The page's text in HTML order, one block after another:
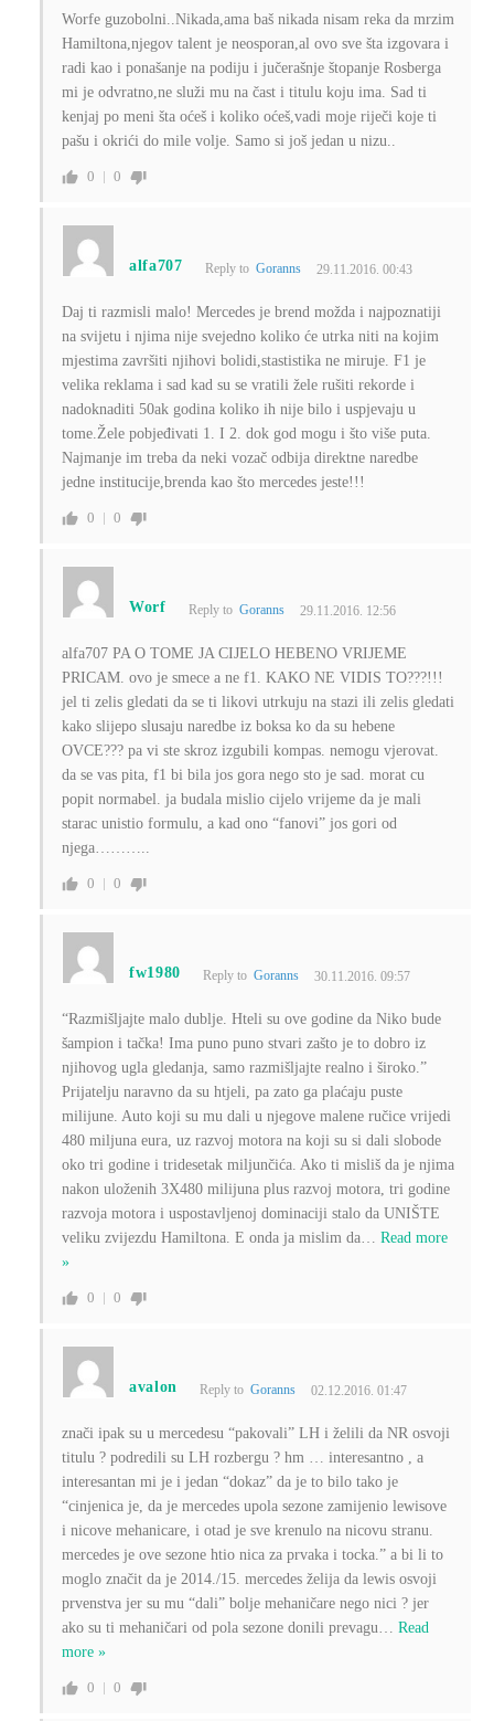
Worfe guzobolni..Nikada,ama baš nikada nisam reka da mrzim
Hamiltona,njegov talent je neosporan,al ovo sve šta izgovara i
radi kao i ponašanje na podiju i jučerašnje štopanje Rosberga
mi je odvratno,ne služi mu na čast i titulu koju ima. Sad ti
kenjaj po meni šta oćeš i koliko oćeš,vadi moje riječi koje ti
pašu i okrići do mile volje. Samo si još jedan u nizu..
0 0
alfa707 Reply to Goranns 29.11.2016. 00:43
Daj ti razmisli malo! Mercedes je brend možda i najpoznatiji
na svijetu i njima nije svejedno koliko će utrka niti na kojim
mjestima završiti njihovi bolidi,stastistika ne miruje. F1 je
velika reklama i sad kad su se vratili žele rušiti rekorde i
nadoknaditi 50ak godina koliko ih nije bilo i uspjevaju u
tome.Žele pobjeđivati 1. I 2. dok god mogu i što više puta.
Najmanje im treba da neki vozač odbija direktne naredbe
jedne institucije,brenda kao što mercedes jeste!!!
0 0
Worf Reply to Goranns 29.11.2016. 12:56
alfa707 PA O TOME JA CIJELO HEBENO VRIJEME
PRICAM. ovo je smece a ne f1. KAKO NE VIDIS TO???!!!
jel ti zelis gledati da se ti likovi utrkuju na stazi ili zelis gledati
kako slijepo slusaju naredbe iz boksa ko da su hebene
OVCE??? pa vi ste skroz izgubili kompas. nemogu vjerovat.
da se vas pita, f1 bi bila jos gora nego sto je sad. morat cu
popit normabel. ja budala mislio cijelo vrijeme da je mali
starac unistio formulu, a kad ono “fanovi” jos gori od
njega………..
0 0
fw1980 Reply toGoranns 30.11.2016. 09:57
“Razmišljajte malo dublje. Hteli su ove godine da Niko bude
šampion i tačka! Ima puno puno stvari zašto je to dobro iz
njihovog ugla gledanja, samo razmišljajte realno i široko.”
Prijatelju naravno da su htjeli, pa zato ga plaćaju puste
milijune. Auto koji su mu dali u njegove malene ručice vrijedi
480 miljuna eura, uz razvoj motora na koji su si dali slobode
oko tri godine i tridesetak miljunčića. Ako ti misliš da je njima
nakon uloženih 3X480 milijuna plus razvoj motora, tri godine
razvoja motora i uspostavljenoj dominaciji stalo da UNIŠTE
veliku zvijezdu Hamiltona. E onda ja mislim da… Read more
»
0 0
avalon Reply toGoranns 02.12.2016. 01:47
znači ipak su u mercedesu “pakovali” LH i želili da NR osvoji
titulu ? podredili su LH rozbergu ? hm … interesantno , a
interesantan mi je i jedan “dokaz” da je to bilo tako je
“cinjenica je, da je mercedes upola sezone zamijenio lewisove
i nicove mehanicare, i otad je sve krenulo na nicovu stranu.
mercedes je ove sezone htio nica za prvaka i tocka.” a bi li to
moglo značit da je 2014./15. mercedes želija da lewis osvoji
prvenstva jer su mu “dali” bolje mehaničare nego nici ? jer
ako su ti mehaničari od pola sezone donili prevagu… Read
more »
0 0